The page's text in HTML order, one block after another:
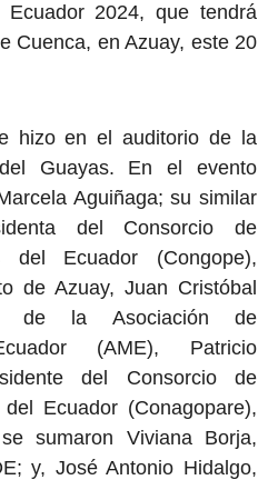
Ecuador 2024, que tendrá
Cuenca, en Azuay, este 20
hizo en el auditorio de la
Guayas. En el evento
Aguiñaga; su similar
del Consorcio de
del Ecuador (Congope),
de Azuay, Juan Cristóbal
de la Asociación de
(AME), Patricio
del Consorcio de
Ecuador (Conagopare),
sumaron Viviana Borja,
y, José Antonio Hidalgo,